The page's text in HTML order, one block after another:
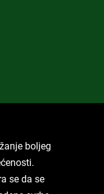
boljeg
se da se